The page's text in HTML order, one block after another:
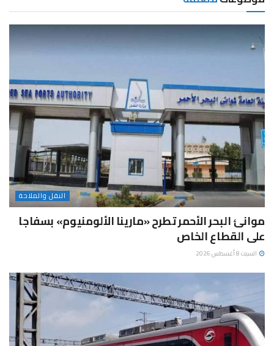
النقل والملاحة
موانئ البحر الأحمر تطرح «مارينا الألومنيوم» بسفاجا
على القطاع الخاص
السبت 8 أغسطس 2026